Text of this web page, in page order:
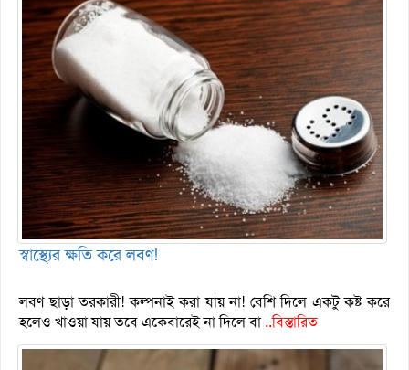
স্বাস্থ্যের ক্ষতি করে লবণ!
লবণ ছাড়া তরকারী! কল্পনাই করা যায় না! বেশি দিলে একটু কষ্ট করে
হলেও খাওয়া যায় তবে একেবারেই না দিলে বা..বিস্তারিত